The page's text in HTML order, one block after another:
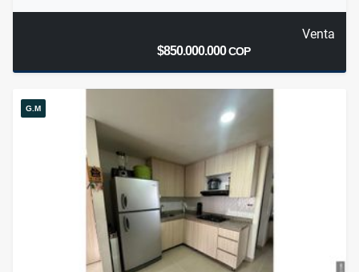
Venta
$850.000.000COP
G.M